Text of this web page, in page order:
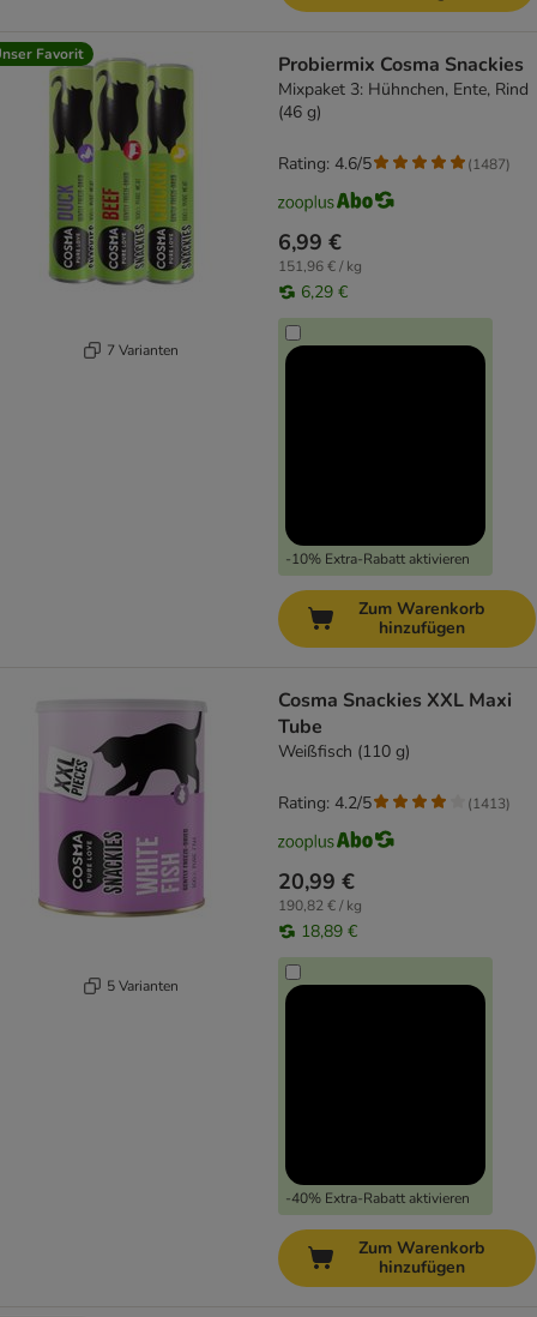
Favorit
7 Varianten
Probiermix Cosma Snackies
Mixpaket 3: Hühnchen, Ente, Rind
(46 g)
6,99 €
151,96 € / kg
6,29 €
-10% Extra-Rabatt aktivieren
Rating: 4.6/5 (1487)
Zum Warenkorb
hinzufügen
5 Varianten
Cosma Snackies XXL Maxi
Tube
Weißfisch (110 g)
20,99 €
190,82 € / kg
18,89 €
-40% Extra-Rabatt aktivieren
Rating: 4.2/5 (1413)
Zum Warenkorb
hinzufügen